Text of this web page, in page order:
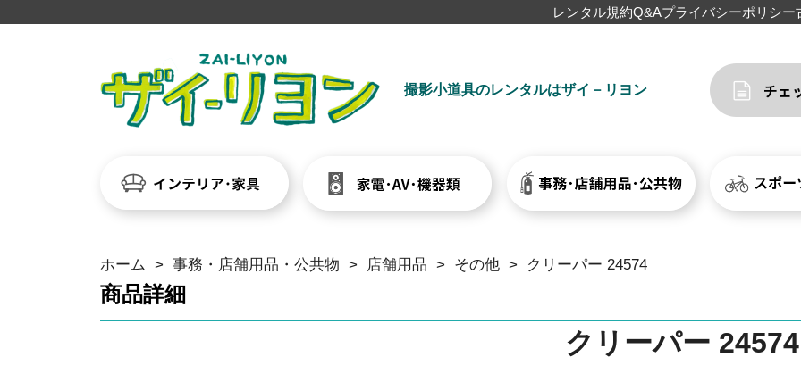
レンタル規約Q&Aプライバシーポリシー
撮影小道具のレンタルはザイ－リヨン
ホーム > 事務・店舗用品・公共物 > 店舗用品 > その他 > クリーパー 24574
商品詳細
クリーパー 24574